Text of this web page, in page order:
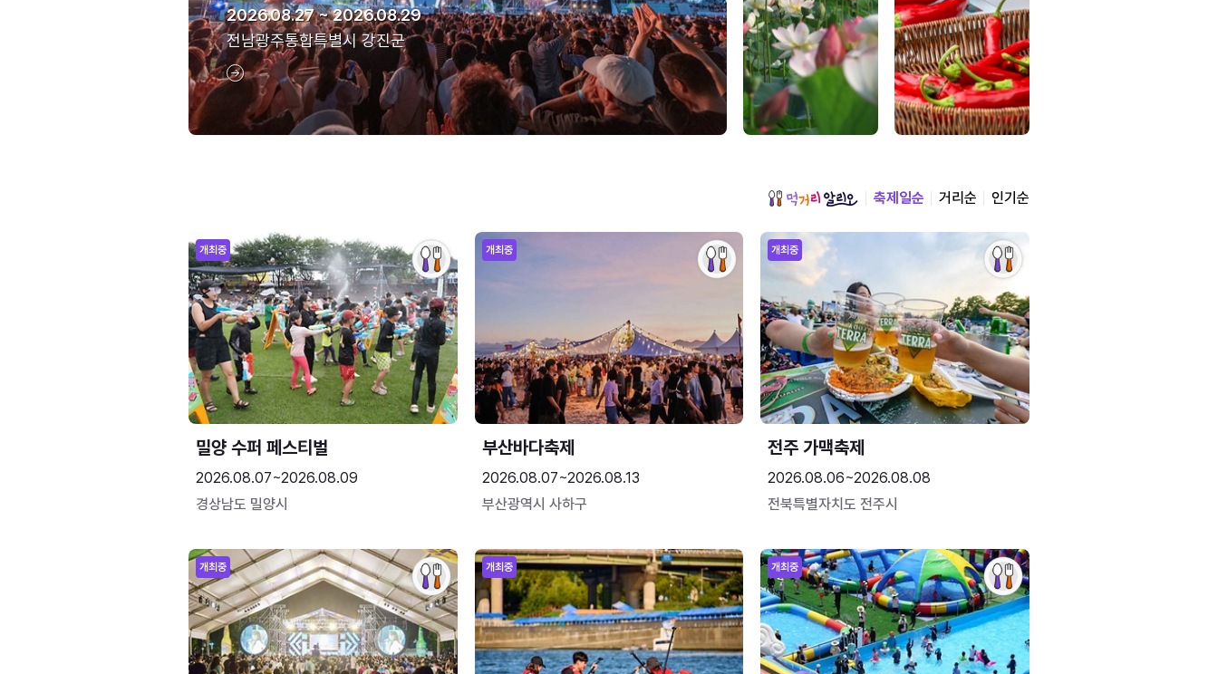
2026.08.27 ~ 2026.08.29
전남광주통합특별시 강진군
축제일순 거리순 인기순
개최중
밀양 수퍼 페스티벌
2026.08.07~2026.08.09
경상남도 밀양시
개최중
부산바다축제
2026.08.07~2026.08.13
부산광역시 사하구
개최중
전주 가맥축제
2026.08.06~2026.08.08
전북특별자치도 전주시
개최중 개최중 개최중